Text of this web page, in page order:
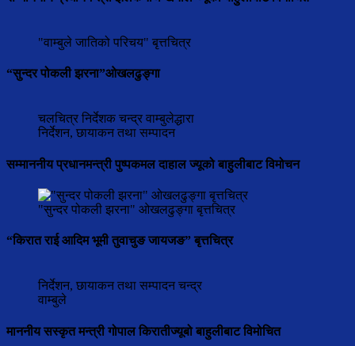
"वाम्बुले जातिको परिचय" बृत्तचित्र
“सुन्दर पोकली झरना”ओखलढुङ्गा
चलचित्र निर्देशक चन्द्र वाम्बुलेद्धारा
निर्देशन, छायाकन तथा सम्पादन
सम्माननीय प्रधानमन्त्री पुष्पकमल दाहाल ज्यूको बाहुलीबाट विमोचन
"सुन्दर पोकली झरना" ओखलढुङ्गा बृत्तचित्र
“किरात राई आदिम भूमी तुवाचुङ जायजङ” बृत्तचित्र
निर्देशन, छायाकन तथा सम्पादन चन्द्र
वाम्बुले
माननीय सस्कृत मन्त्री गोपाल किरातीज्यूबो बाहुलीबाट विमोचित